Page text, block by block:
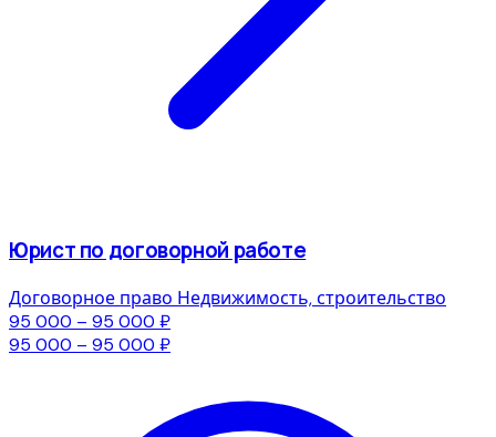
Юрист по договорной работе
Договорное право Недвижимость, строительство
95 000 – 95 000 ₽
95 000 – 95 000 ₽